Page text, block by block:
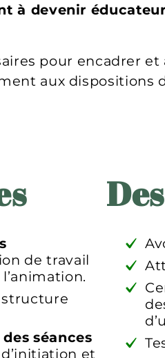
à devenir
pour encadrer
aux dispositions
de travail
structure
des séances
et